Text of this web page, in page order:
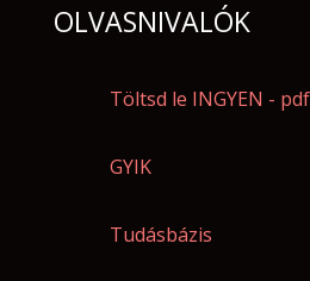
OLVASNIVALÓK
Töltsd le INGYEN -
GYIK
Tudásbázis